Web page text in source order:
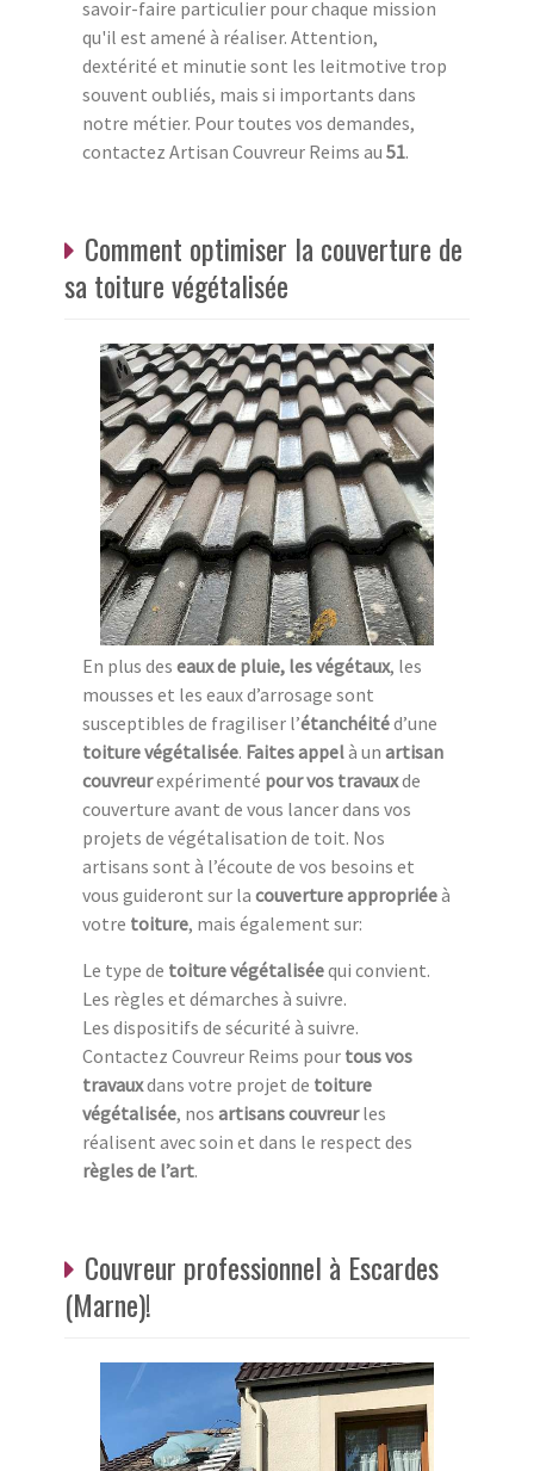
savoir-faire particulier pour chaque mission
qu'il est amené à réaliser. Attention,
dextérité et minutie sont les leitmotive trop
souvent oubliés, mais si importants dans
notre métier. Pour toutes vos demandes,
contactez Artisan Couvreur Reims au 51.
Comment optimiser la couverture de
sa toiture végétalisée
En plus des eaux de pluie, les végétaux, les
mousses et les eaux d’arrosage sont
susceptibles de fragiliser l’étanchéitéd’une
toiture végétalisée. Faites appelà un artisan
couvreurexpérimenté pour vos travauxde
couverture avant de vous lancer dans vos
projets de végétalisation de toit. Nos
artisans sont à l’écoute de vos besoins et
vous guideront sur la couverture appropriéeà
votre toiture, mais également sur:
Le type de toiture végétaliséequi convient.
Les règles et démarches à suivre.
Les dispositifs de sécurité à suivre.
Contactez Couvreur Reims pour tous vos
travauxdans votre projet de toiture
végétalisée, nos artisans couvreurles
réalisent avec soin et dans le respect des
règles de l’art.
Couvreur professionnel à Escardes
(Marne)!